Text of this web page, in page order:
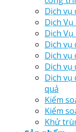
Dịch
Dịch
Dịch
Dịch vụ
Dịch vụ
Dịch vụ
Dịch vụ
quả
Kiểm
Kiểm
Khử